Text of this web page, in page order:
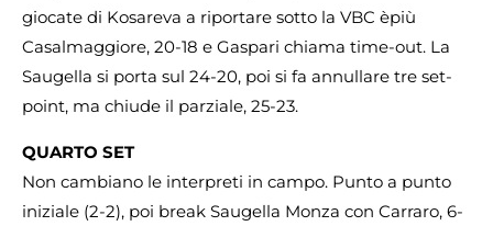
giocate di Kosareva a riportare sotto la VBC èpiù
Casalmaggiore, 20-18 e Gaspari chiama time-out. La
Saugella si porta sul 24-20, poi si fa annullare tre set-
point, ma chiude il parziale, 25-23.
QUARTO SET
Non cambiano le interpreti in campo. Punto a punto
iniziale (2-2), poi break Saugella Monza con Carraro, 6-